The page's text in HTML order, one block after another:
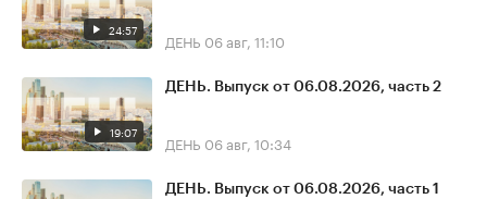
24:57 ДЕНЬ 06 авг, 11:10
19:07
ДЕНЬ. Выпуск от 06.08.2026, часть 2
ДЕНЬ 06 авг, 10:34
ДЕНЬ. Выпуск от 06.08.2026, часть 1